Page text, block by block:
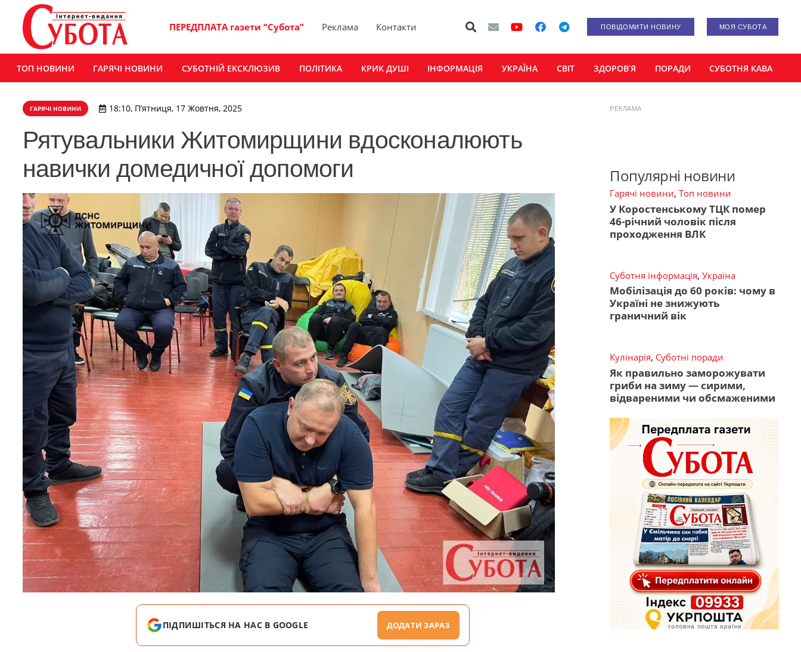
ПЕРЕДПЛАТА газети “Субота” Реклама Контакти ПОВІДОМИТИ НОВИНУ МОЯ СУБОТА
ТОП НОВИНИ ГАРЯЧІ НОВИНИ СУБОТНІЙ ЕКСКЛЮЗИВ ПОЛІТИКА КРИК ДУШІ ІНФОРМАЦІЯ УКРАЇНА СВІТ ЗДОРОВ’Я ПОРАДИ СУБОТНЯ КАВА
ГАРЯЧІ НОВИНИ 18:10, П’ятниця, 17 Жовтня, 2025
Рятувальники Житомирщини вдосконалюють
навички домедичної допомоги
ПІДПИШІТЬСЯ НА НАС В GOOGLE ДОДАТИ ЗАРАЗ
РЕКЛАМА
Популярні новини
Гарячі новини, Топ новини
У Коростенському ТЦК помер
46-річний чоловік після
проходження ВЛК
Суботня інформація, Україна
Мобілізація до 60 років: чому в
Україні не знижують
граничний вік
Кулінарія, Суботні поради
Як правильно заморожувати
гриби на зиму — сирими,
відвареними чи обсмаженими